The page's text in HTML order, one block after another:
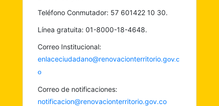
Teléfono Conmutador: 57 601422 10 30.
Línea gratuita: 01-8000-18-4648.
Correo Institucional:
enlaceciudadano@renovacionterritorio.gov.c
o
Correo de notificaciones:
notificacion@renovacionterritorio.gov.co